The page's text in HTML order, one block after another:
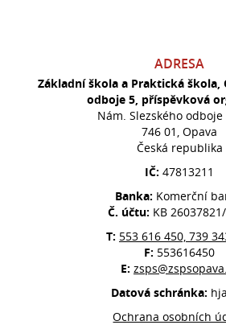
ADRESA
Základní škola a Praktická škola,
odboje 5, příspěvková
Nám. Slezského odboje
746 01, Opava
Česká republika
IČ:47813211
Banka: Komerční
Č. účtu: KB
T: 553 616 450, 739
F: 553616450
E:
Datová schránka:
Ochrana osobních